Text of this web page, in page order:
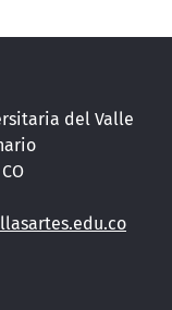
del Valle